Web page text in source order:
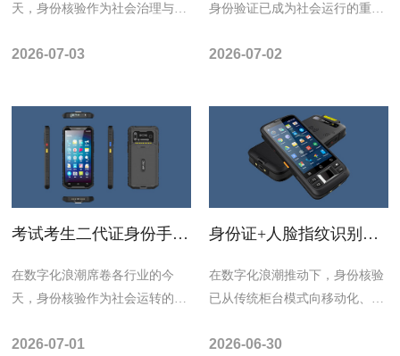
天，身份核验作为社会治理与商
固定式柜台操作向...
2026-07-03
身份验证已成为社会运行的重要
从交通出行到医...
2026-07-02
考试考生二代证身份手持
验场景的移动智能终端
​在数字化浪潮席卷各行业的今
天，身份核验作为社会运转的基
能核验的深刻创新...
2026-07-01
身份证+人脸指纹识别手
警用重塑身份验证体系
​在数字化浪潮推动下，身份核验
已从传统柜台模式向移动化、智
域的核心设备，...
2026-06-30